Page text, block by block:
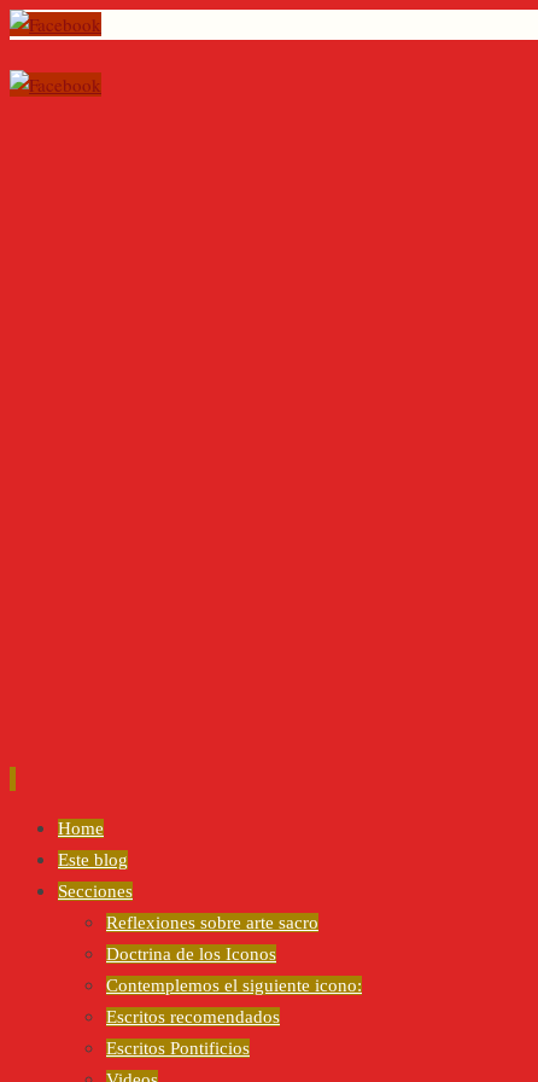
contenido
Home
Este blog
Secciones
Reflexiones sobre arte sacro
Doctrina de los Iconos
Contemplemos el siguiente icono:
Escritos recomendados
Escritos Pontificios